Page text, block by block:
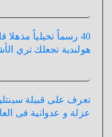
40 رسماً تخيلياً مذهلا
هولندية تجعلك تري
تعرف على قبيلة
عزلة و عدوانية فى